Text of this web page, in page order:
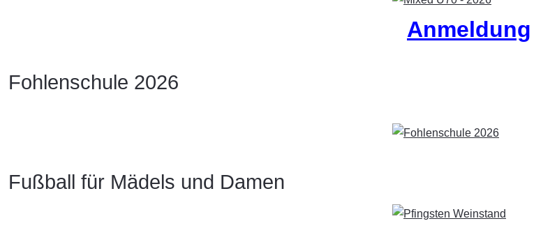
Anmeldung
Fohlenschule 2026
Fußball für Mädels und Damen